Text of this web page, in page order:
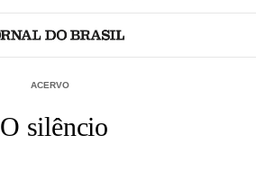
ACERVO
O silêncio